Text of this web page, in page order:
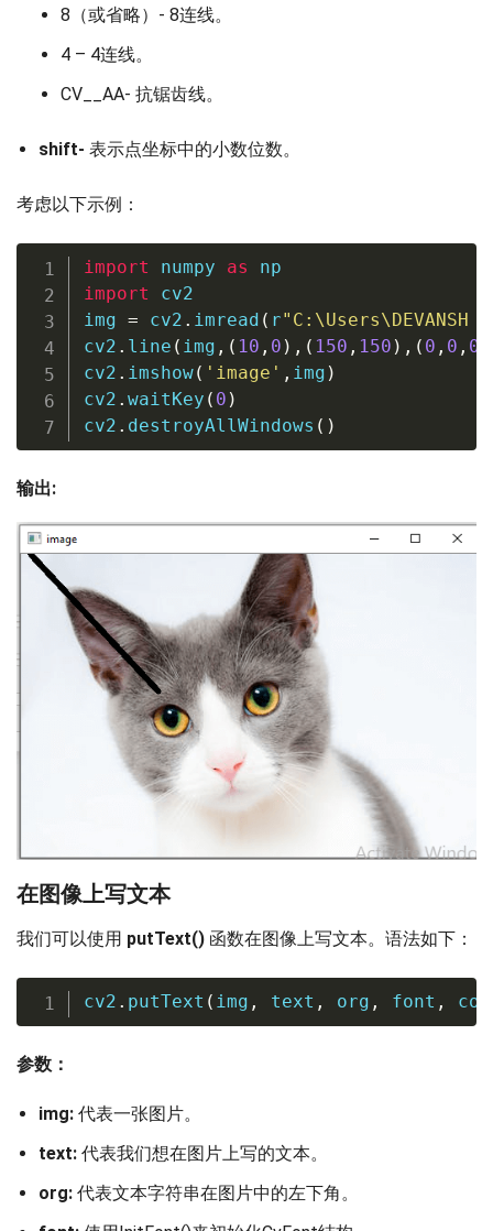
8（或省略）- 8连线。
4 – 4连线。
CV__AA- 抗锯齿线。
shift- 表示点坐标中的小数位数。
考虑以下示例：
import numpy as
import cv2
img = cv2 . imread ( r"C:\Users\DEVANSH
cv2 . line ( img , ( 10 , 0 ) , ( 150 , 150 ) , ( 0 , 0 , 0
cv2 . imshow( 'image' , img )
cv2 . waitKey ( 0 )
cv2 . destroyAllWindows ( )
输出:
在图像上写文本
我们可以使用 putText() 函数在图像上写文本。语法如下：
cv2 . putText ( img , text , org , font ,
参数：
img: 代表一张图片。
text: 代表我们想在图片上写的文本。
org: 代表文本字符串在图片中的左下角。